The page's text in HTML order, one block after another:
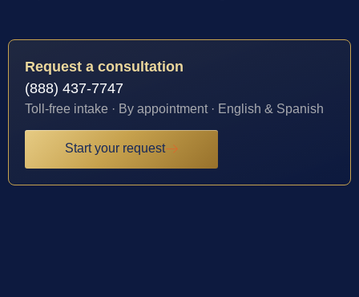
Request a consultation
(888) 437-7747
Toll-free intake · By appointment · English & Spanish
Start your request